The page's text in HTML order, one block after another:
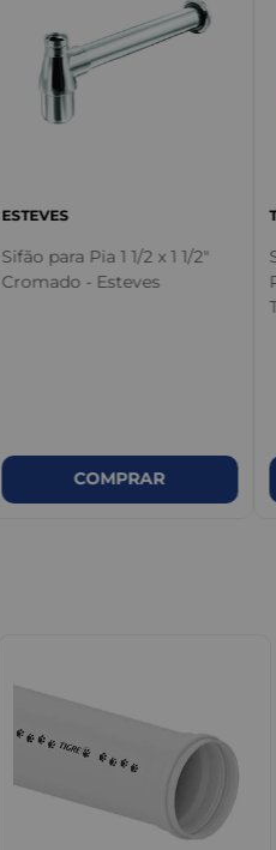
ESTEVES
Sifão para Pia 1 1/2 x 1 1/2"
Cromado - Esteves
COMPRAR